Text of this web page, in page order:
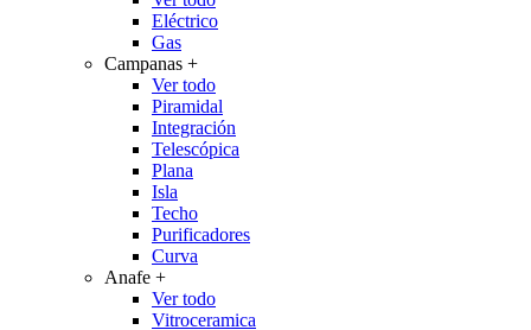
Eléctrico
Gas
Campanas +
Ver todo
Piramidal
Integración
Telescópica
Plana
Isla
Techo
Purificadores
Curva
Anafe +
Ver todo
Vitroceramica